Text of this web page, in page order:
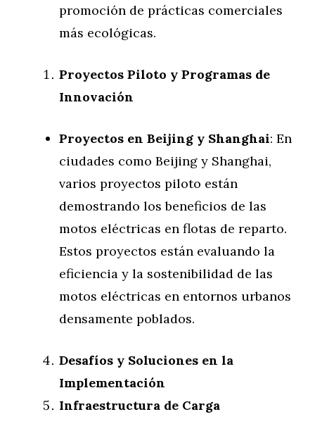
promoción de prácticas comerciales
más ecológicas.
Proyectos Piloto y Programas de
Innovación
Proyectos en Beijing y Shanghai: En
ciudades como Beijing y Shanghai,
varios proyectos piloto están
demostrando los beneficios de las
motos eléctricas en flotas de reparto.
Estos proyectos están evaluando la
eficiencia y la sostenibilidad de las
motos eléctricas en entornos urbanos
densamente poblados.
Desafíos y Soluciones en la
Implementación
Infraestructura de Carga